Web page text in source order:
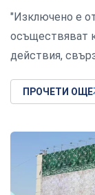
"Изключено е
осъществяват
действия,
ПРОЧЕТИ ОЩЕ